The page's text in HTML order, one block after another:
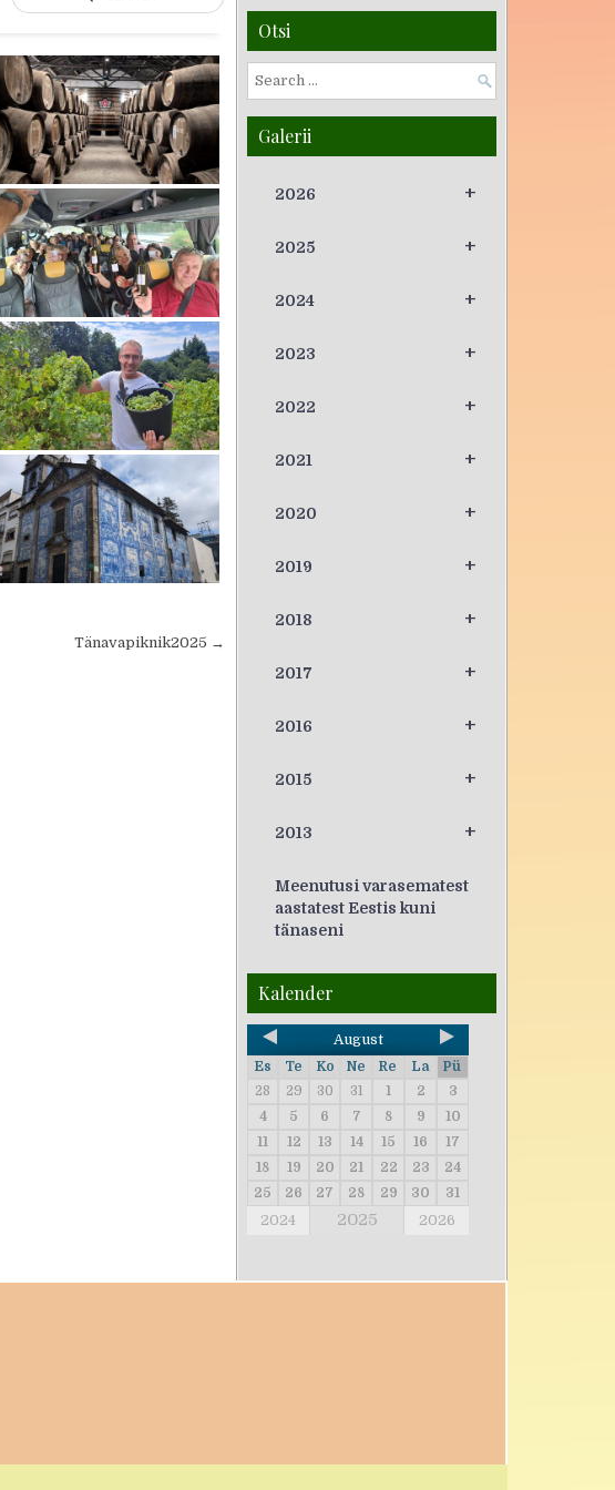
Tänavapiknik2025 →
Otsi
Galerii
+
2026
+
2025
+
2024
+
2023
+
2022
+
2021
+
2020
+
2019
+
2018
+
2017
+
2016
+
2015
+
2013
Meenutusi varasematest
aastatest Eestis kuni
tänaseni
Kalender
August
Es Te Ko Ne Re La
Pü
28
29 30 31 1 2
3
4
5 6 7 8 9
10
11
12 13 14 15 16
17
18
19 20 21 22 23
24
25
26 27 28 29 30 31
2024 2025 2026